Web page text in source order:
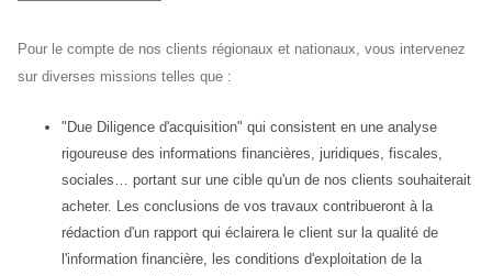
Pour le compte de nos clients régionaux et nationaux, vous intervenez
sur diverses missions telles que :
"Due Diligence d'acquisition" qui consistent en une analyse
rigoureuse des informations financières, juridiques, fiscales,
sociales… portant sur une cible qu'un de nos clients souhaiterait
acheter. Les conclusions de vos travaux contribueront à la
rédaction d'un rapport qui éclairera le client sur la qualité de
l'information financière, les conditions d'exploitation de la